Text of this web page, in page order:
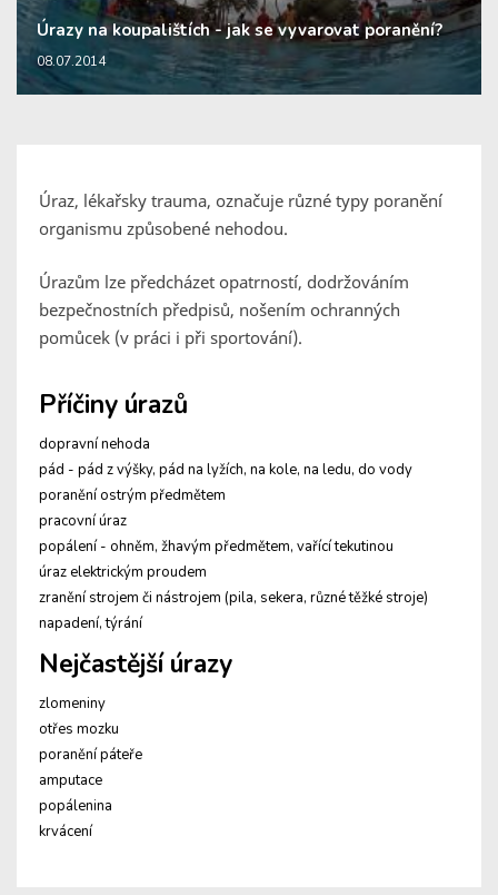
Úrazy na koupalištích - jak se vyvarovat poranění?
08.07.2014
Úraz, lékařsky trauma, označuje různé typy poranění
organismu způsobené nehodou.
Úrazům lze předcházet opatrností, dodržováním
bezpečnostních předpisů, nošením ochranných
pomůcek (v práci i při sportování).
Příčiny úrazů
dopravní nehoda
pád - pád z výšky, pád na lyžích, na kole, na ledu, do vody
poranění ostrým předmětem
pracovní úraz
popálení - ohněm, žhavým předmětem, vařící tekutinou
úraz elektrickým proudem
zranění strojem či nástrojem (pila, sekera, různé těžké stroje)
napadení, týrání
Nejčastější úrazy
zlomeniny
otřes mozku
poranění páteře
amputace
popálenina
krvácení